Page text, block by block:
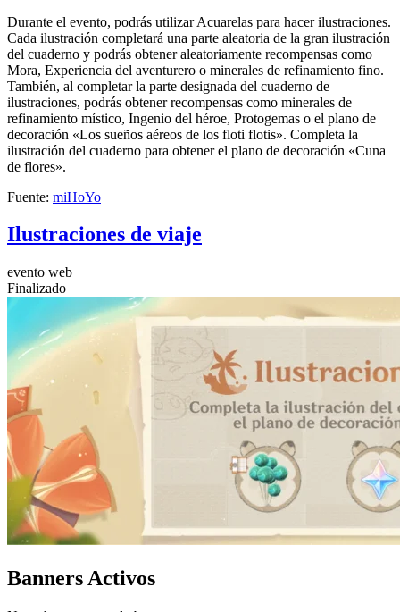
Durante el evento, podrás utilizar Acuarelas para hacer ilustraciones.
Cada ilustración completará una parte aleatoria de la gran ilustración
del cuaderno y podrás obtener aleatoriamente recompensas como
Mora, Experiencia del aventurero o minerales de refinamiento fino.
También, al completar la parte designada del cuaderno de
ilustraciones, podrás obtener recompensas como minerales de
refinamiento místico, Ingenio del héroe, Protogemas o el plano de
decoración «Los sueños aéreos de los floti flotis». Completa la
ilustración del cuaderno para obtener el plano de decoración «Cuna
de flores».
Fuente: miHoYo
Ilustraciones de viaje
evento web
Finalizado
Banners Activos